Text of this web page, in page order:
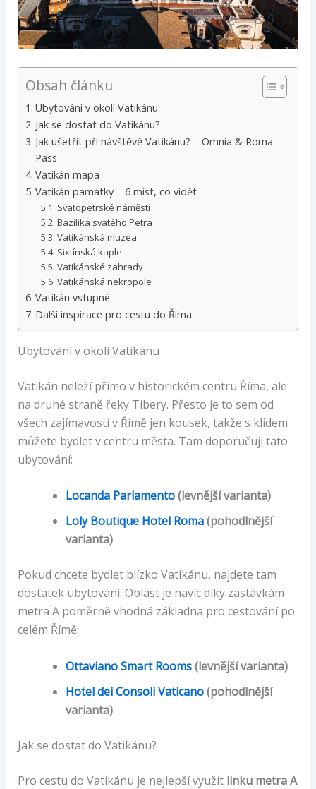
Obsah článku
Ubytování v okolí Vatikánu
Jak se dostat do Vatikánu?
Jak ušetřit při návštěvě Vatikánu? – Omnia & Roma
Pass
Vatikán mapa
Vatikán památky – 6 míst, co vidět
Svatopetrské náměstí
Bazilika svatého Petra
Vatikánská muzea
Sixtínská kaple
Vatikánské zahrady
Vatikánská nekropole
Vatikán vstupné
Další inspirace pro cestu do Říma:
Ubytování v okolí Vatikánu
Vatikán neleží přímo v historickém centru Říma, ale
na druhé straně řeky Tibery. Přesto je to sem od
všech zajímavostí v Římě jen kousek, takže s klidem
můžete bydlet v centru města. Tam doporučuji tato
ubytování:
Locanda Parlamento(levnější varianta)
Loly Boutique Hotel Roma(pohodlnější
varianta)
Pokud chcete bydlet blízko Vatikánu, najdete tam
dostatek ubytování. Oblast je navíc díky zastávkám
metra A poměrně vhodná základna pro cestování po
celém Římě:
Ottaviano Smart Rooms(levnější varianta)
Hotel dei Consoli Vaticano(pohodlnější
varianta)
Jak se dostat do Vatikánu?
Pro cestu do Vatikánu je nejlepší využít linku metra A